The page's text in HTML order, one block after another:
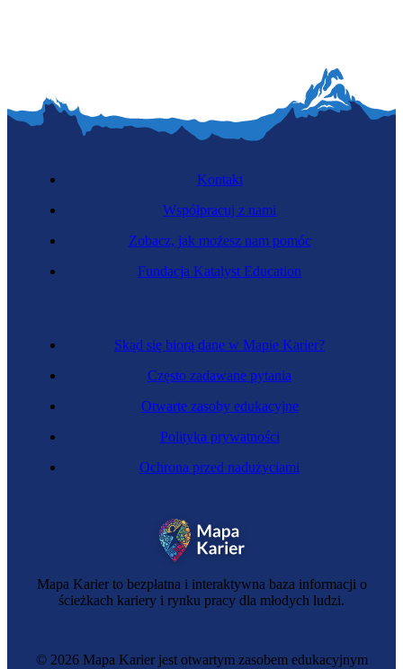
Zawód regulowany
Inżynierka napędów wodorowych
Mapa Karier to bezpłatna i interaktywna baza informacji o
ścieżkach kariery i rynku pracy dla młodych ludzi.
Skąd się biorą dane w Mapie Karier?
Często zadawane pytania
Otwarte zasoby edukacyjne
Polityka prywatności
Ochrona przed nadużyciami
Kontakt
Współpracuj z nami
Zobacz, jak możesz nam pomóc
Fundacja Katalyst Education
© 2026 Mapa Karier jest otwartym zasobem edukacyjnym